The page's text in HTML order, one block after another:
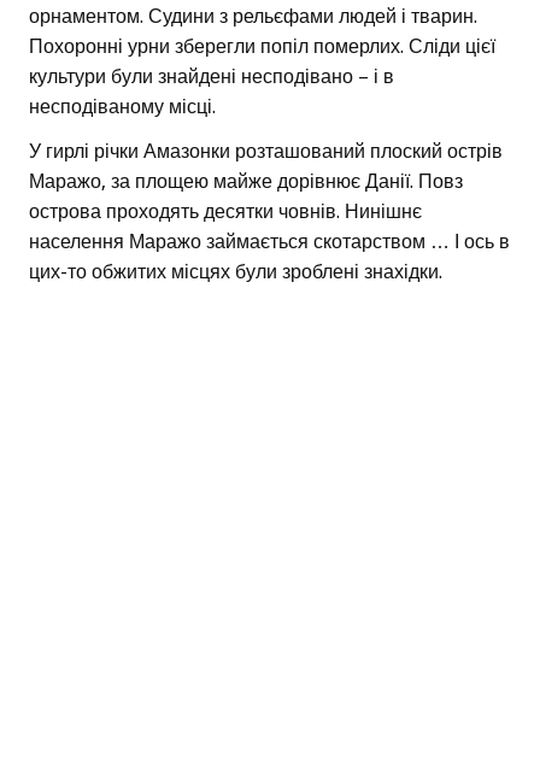
орнаментом. Судини з рельєфами людей і тварин.
Похоронні урни зберегли попіл померлих. Сліди цієї
культури були знайдені несподівано – і в
несподіваному місці.
У гирлі річки Амазонки розташований плоский острів
Маражо, за площею майже дорівнює Данії. Повз
острова проходять десятки човнів. Нинішнє
населення Маражо займається скотарством … І ось в
цих-то обжитих місцях були зроблені знахідки.